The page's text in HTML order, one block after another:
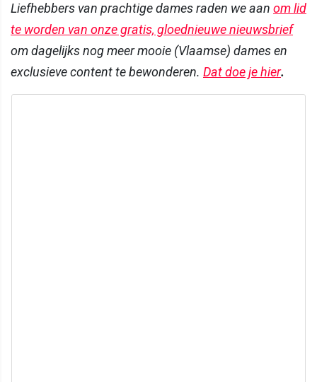
Liefhebbers van prachtige dames raden we aan om lid
te worden van onze gratis, gloednieuwe nieuwsbrief
om dagelijks nog meer mooie (Vlaamse) dames en
exclusieve content te bewonderen. Dat doe je hier.